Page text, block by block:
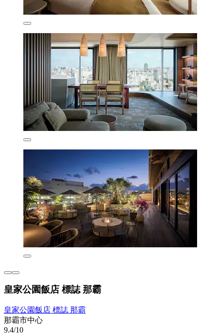
皇家公園飯店 標誌 那霸
皇家公園飯店 標誌 那霸
那霸市中心
9.4/10